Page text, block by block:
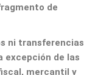
de
ni transferencias
excepción de las
mercantil y